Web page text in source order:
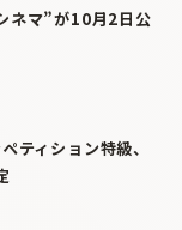
ネマ”が10月2日公
ティション特級、